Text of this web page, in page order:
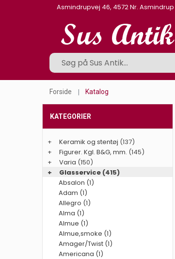
Asmindrupvej 46, 4572 Nr. Asmindrup
Forside Katalog
KATEGORIER
+ Keramik og stentøj (137)
+
Figurer. Kgl. B&G, mm. (145)
+
Varia (150)
+
Glasservice (415)
Absalon (1)
Adam (1)
Allegro (1)
Alma (1)
Almue (1)
Almue,smoke (1)
Amager/Twist (1)
Americana (1)